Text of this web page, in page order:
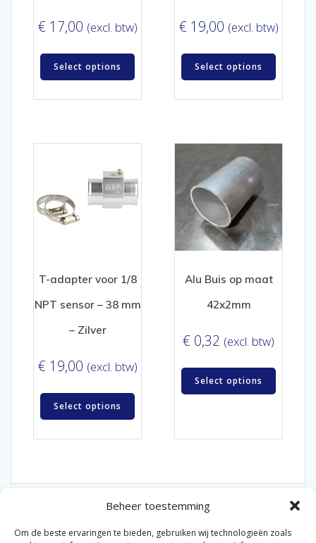
Beheer toestemming
Om de beste ervaringen te bieden, gebruiken wij technologieën zoals
€ 17,00 (excl. btw)
Select options
€ 19,00 (excl. btw)
Select options
T-adapter voor 1/8
NPT sensor – 38 mm
– Zilver
€ 19,00 (excl. btw)
Select options
Alu Buis op maat
42x2mm
€ 0,32 (excl. btw)
Select options